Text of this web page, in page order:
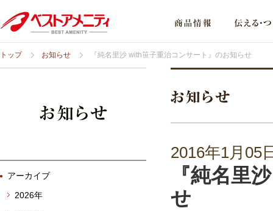
トップ お知らせ 『純名里沙 with笹子重治コンサート』のお知らせ
2016年1月05
『純名里
せ
アーカイブ
2026年